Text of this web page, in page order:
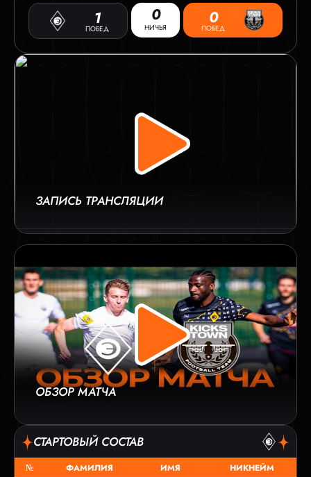
1
ПОБЕД
0
НИЧЬЯ 0
ПОБЕД
ЗАПИСЬ ТРАНСЛЯЦИИ
ОБЗОР МАТЧА
СТАРТОВЫЙ СОСТАВ
№ ФАМИЛИЯ ИМЯ
НИКНЕЙМ